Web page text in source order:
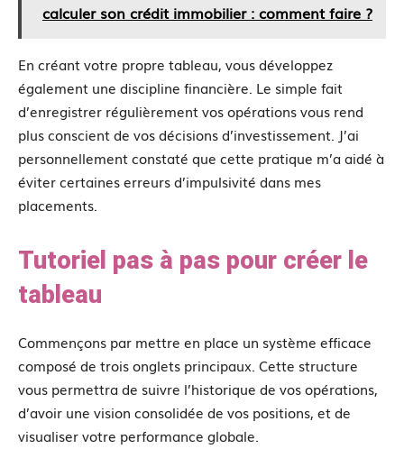
calculer son crédit immobilier : comment faire ?
En créant votre propre tableau, vous développez
également une discipline financière. Le simple fait
d’enregistrer régulièrement vos opérations vous rend
plus conscient de vos décisions d’investissement. J’ai
personnellement constaté que cette pratique m’a aidé à
éviter certaines erreurs d’impulsivité dans mes
placements.
Tutoriel pas à pas pour créer le
tableau
Commençons par mettre en place un système efficace
composé de trois onglets principaux. Cette structure
vous permettra de suivre l’historique de vos opérations,
d’avoir une vision consolidée de vos positions, et de
visualiser votre performance globale.